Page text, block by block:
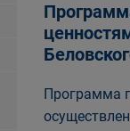
Программа